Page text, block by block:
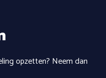
opzetten? Neem dan